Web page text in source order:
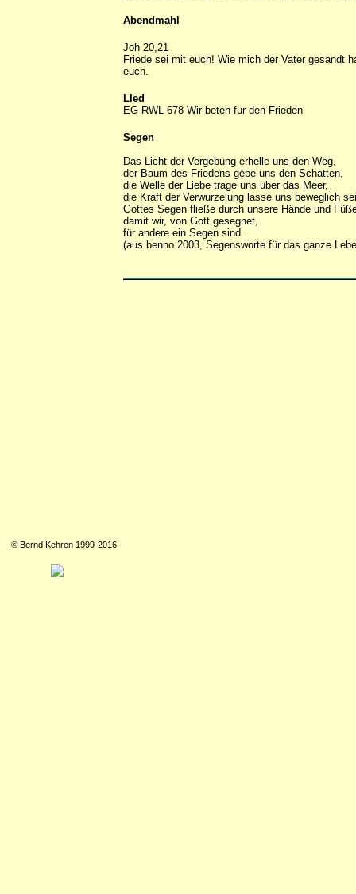
© Bernd Kehren 1999-2016
Abendmahl
Joh 20,21
Friede sei mit euch! Wie mich der Vater gesandt
euch.
LIed
EG RWL 678 Wir beten für den Frieden
Segen
Das Licht der Vergebung erhelle uns den Weg,
der Baum des Friedens gebe uns den Schatten,
die Welle der Liebe trage uns über das Meer,
die Kraft der Verwurzelung lasse uns beweglich
Gottes Segen fließe durch unsere Hände und
damit wir, von Gott gesegnet,
für andere ein Segen sind.
(aus benno 2003, Segensworte für das ganze